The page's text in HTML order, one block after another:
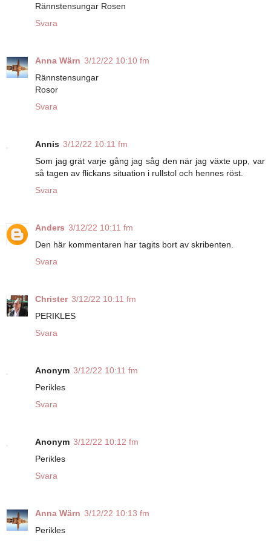
Rännstensungar Rosen
Svara
Anna Wärn 3/12/22 10:10 fm
Rännstensungar
Rosor
Svara
Annis 3/12/22 10:11 fm
Som jag grät varje gång jag såg den när jag växte upp, var
så tagen av flickans situation i rullstol och hennes röst.
Svara
Anders 3/12/22 10:11 fm
Den här kommentaren har tagits bort av skribenten.
Svara
Christer 3/12/22 10:11 fm
PERIKLES
Svara
Anonym 3/12/22 10:11 fm
Perikles
Svara
Anonym 3/12/22 10:12 fm
Perikles
Svara
Anna Wärn 3/12/22 10:13 fm
Perikles